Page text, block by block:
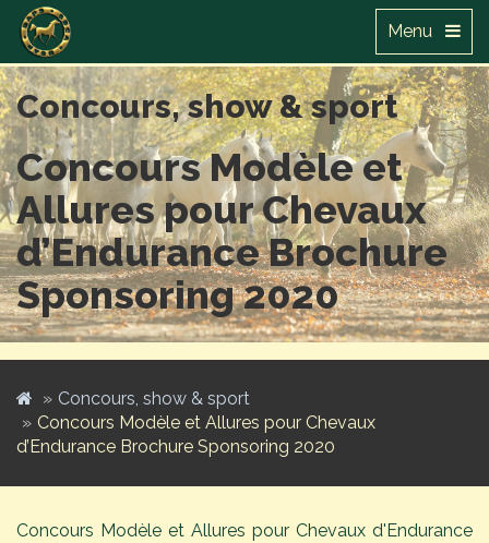
Menu
Concours, show & sport
Concours Modèle et
Allures pour Chevaux
d’Endurance Brochure
Sponsoring 2020
Concours, show & sport
Concours Modèle et Allures pour Chevaux
d’Endurance Brochure Sponsoring 2020
Concours Modèle et Allures pour Chevaux d'Endurance